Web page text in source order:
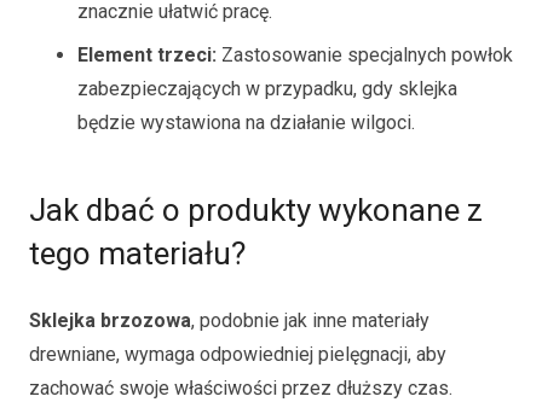
znacznie ułatwić pracę.
Element trzeci: Zastosowanie specjalnych powłok
zabezpieczających w przypadku, gdy sklejka
będzie wystawiona na działanie wilgoci.
Jak dbać o produkty wykonane z
tego materiału?
Sklejka brzozowa, podobnie jak inne materiały
drewniane, wymaga odpowiedniej pielęgnacji, aby
zachować swoje właściwości przez dłuższy czas.